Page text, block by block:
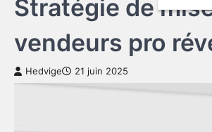
Stratégie de
vendeurs pro
Hedvige 21 juin 2025